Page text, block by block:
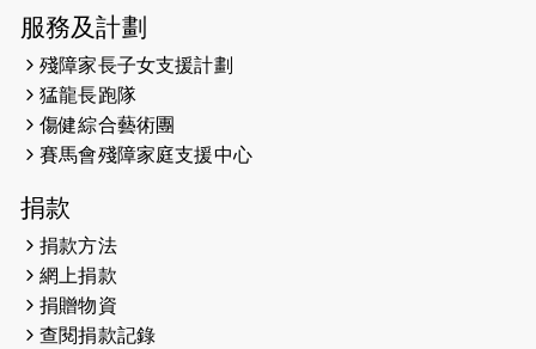
2026-05-14
（19:00開始）
2026-05-07
開始）
2026-04-30
2026-04-25
2026-04-24
服務及計劃
殘障家長子女支援計劃
猛龍長跑隊
傷健綜合藝術團
賽馬會殘障家庭支援中心
捐款
捐款方法
網上捐款
捐贈物資
查閱捐款記錄